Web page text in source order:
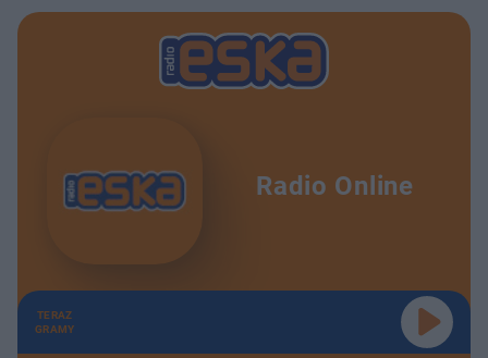
Radio Online
TERAZ
GRAMY